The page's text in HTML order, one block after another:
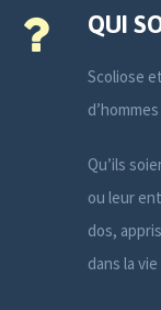
QUI
Scoliose
Qu’ils
ou leur
dos,
dans la